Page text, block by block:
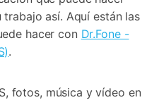
así. Aquí están las
hacer con Dr.Fone -
.
fotos, música y vídeo en